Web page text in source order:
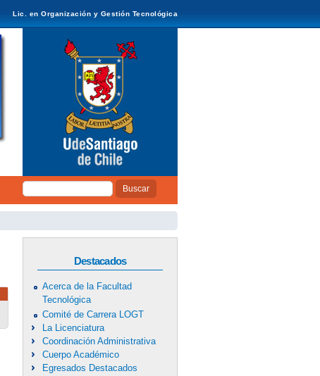
Lic. en Organización y Gestión Tecnológica
Formulario de
Buscar
Destacados
Acerca de la Facultad
Tecnológica
Comité de Carrera LOGT
La Licenciatura
Coordinación Administrativa
Cuerpo Académico
Egresados Destacados